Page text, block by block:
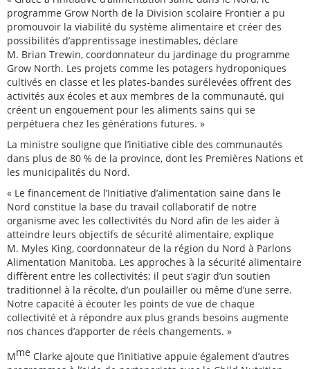
programme Grow North de la Division scolaire Frontier a pu
promouvoir la viabilité du système alimentaire et créer des
possibilités d’apprentissage inestimables, déclare
M. Brian Trewin, coordonnateur du jardinage du programme
Grow North. Les projets comme les potagers hydroponiques
cultivés en classe et les plates-bandes surélevées offrent des
activités aux écoles et aux membres de la communauté, qui
créent un engouement pour les aliments sains qui se
perpétuera chez les générations futures. »
La ministre souligne que l’initiative cible des communautés
dans plus de 80 % de la province, dont les Premières Nations et
les municipalités du Nord.
« Le financement de l’Initiative d’alimentation saine dans le
Nord constitue la base du travail collaboratif de notre
organisme avec les collectivités du Nord afin de les aider à
atteindre leurs objectifs de sécurité alimentaire, explique
M. Myles King, coordonnateur de la région du Nord à Parlons
Alimentation Manitoba. Les approches à la sécurité alimentaire
diffèrent entre les collectivités; il peut s’agir d’un soutien
traditionnel à la récolte, d’un poulailler ou même d’une serre.
Notre capacité à écouter les points de vue de chaque
collectivité et à répondre aux plus grands besoins augmente
nos chances d’apporter de réels changements. »
Mme Clarke ajoute que l’initiative appuie également d’autres